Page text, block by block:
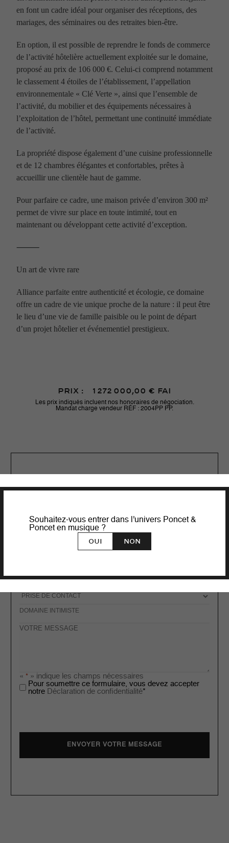
en font un cadre idéal pour organiser des réceptions, des
mariages, des séminaires ou des retraites bien-être.
En option, il est possible de reprendre le fonds de commerce
de l’activité hôtelière actuellement exploitée sur le domaine,
proposé au prix de 106 000 €. Celui-ci comprend notamment
le classement 4 étoiles de l’établissement, l’appellation
environnementale « Clé Verte », ainsi que l’ensemble de
l’activité, du mobilier et des équipements nécessaires à
l’exploitation de l’hôtel, permettant une continuité immédiate
de l’activité.
La propriété dispose également d’une cuisine professionnelle
et de 12 chambres élégantes et confortables, prêtes à
accueillir une clientèle haut de gamme.
Pour parfaire ce cadre, une maison privée d’environ 300 m²
permet de vivre sur place en toute intimité, tout en
maintenant ou développant cette activité d’exception.
⸻
Un art de vivre rare
Alliance parfaite entre authenticité et écologie, ce domaine
offre un cadre de vie unique proche de la nature : il peut être
le lieu d’une vie de famille paisible ou le point de départ
d’un projet hôtelier et événementiel prestigieux.
Prix : 1 272 000,00 € FAI
Les prix indiqués incluent nos honoraires de négociation.
Mandat charge vendeur RÉF : 2004PP PP.
Adresse
de
*
Objet
Bien
*
Votre
« * » indique les champs nécessaires
*
Pour soumettre ce formulaire, vous devez accepter
notre Déclaration de confidentialité*
Souhaitez-vous entrer dans l'univers Poncet &
Poncet en musique ?
Oui Non